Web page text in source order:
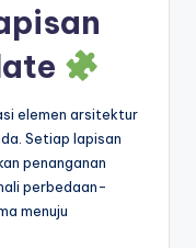
elemen arsitektur
Setiap lapisan
penanganan
perbedaan-
menuju